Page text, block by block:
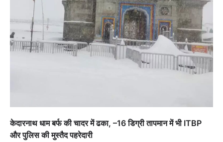
केदारनाथ धाम बर्फ की चादर में ढका, –16 डिग्री तापमान में भी ITBP
और पुलिस की मुस्तैद पहरेदारी